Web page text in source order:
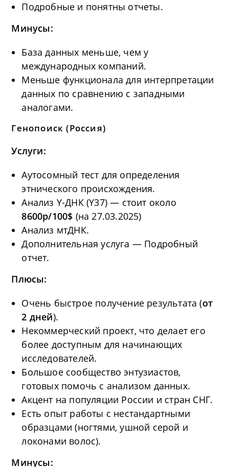
Подробные и понятны отчеты.
Минусы:
База данных меньше, чем у
международных компаний.
Меньше функционала для интерпретации
данных по сравнению с западными
аналогами.
Генопоиск (Россия)
Услуги:
Аутосомный тест для определения
этнического происхождения.
Анализ Y-ДНК (Y37) — стоит около
8600р/100$ (на 27.03.2025)
Анализ мтДНК.
Дополнительная услуга — Подробный
отчет.
Плюсы:
Очень быстрое получение результата (от
2 дней).
Некоммерческий проект, что делает его
более доступным для начинающих
исследователей.
Большое сообщество энтузиастов,
готовых помочь с анализом данных.
Акцент на популяции России и стран СНГ.
Есть опыт работы с нестандартными
образцами (ногтями, ушной серой и
локонами волос).
Минусы: